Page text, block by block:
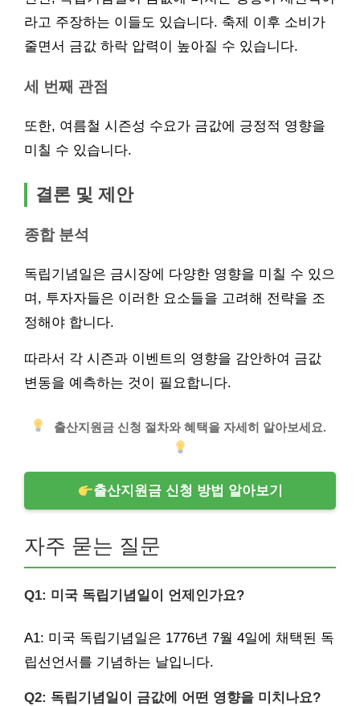
라고 주장하는 이들도 있습니다. 축제 이후 소비가
줄면서 금값 하락 압력이 높아질 수 있습니다.
세 번째 관점
또한, 여름철 시즌성 수요가 금값에 긍정적 영향을
미칠 수 있습니다.
결론 및 제안
종합 분석
독립기념일은 금시장에 다양한 영향을 미칠 수 있으
며, 투자자들은 이러한 요소들을 고려해 전략을 조
정해야 합니다.
따라서 각 시즌과 이벤트의 영향을 감안하여 금값
변동을 예측하는 것이 필요합니다.
출산지원금 신청 절차와 혜택을 자세히 알아보세요.
출산지원금 신청 방법 알아보기
자주 묻는 질문
Q1: 미국 독립기념일이 언제인가요?
A1: 미국 독립기념일은 1776년 7월 4일에 채택된 독
립선언서를 기념하는 날입니다.
Q2: 독립기념일이 금값에 어떤 영향을 미치나요?